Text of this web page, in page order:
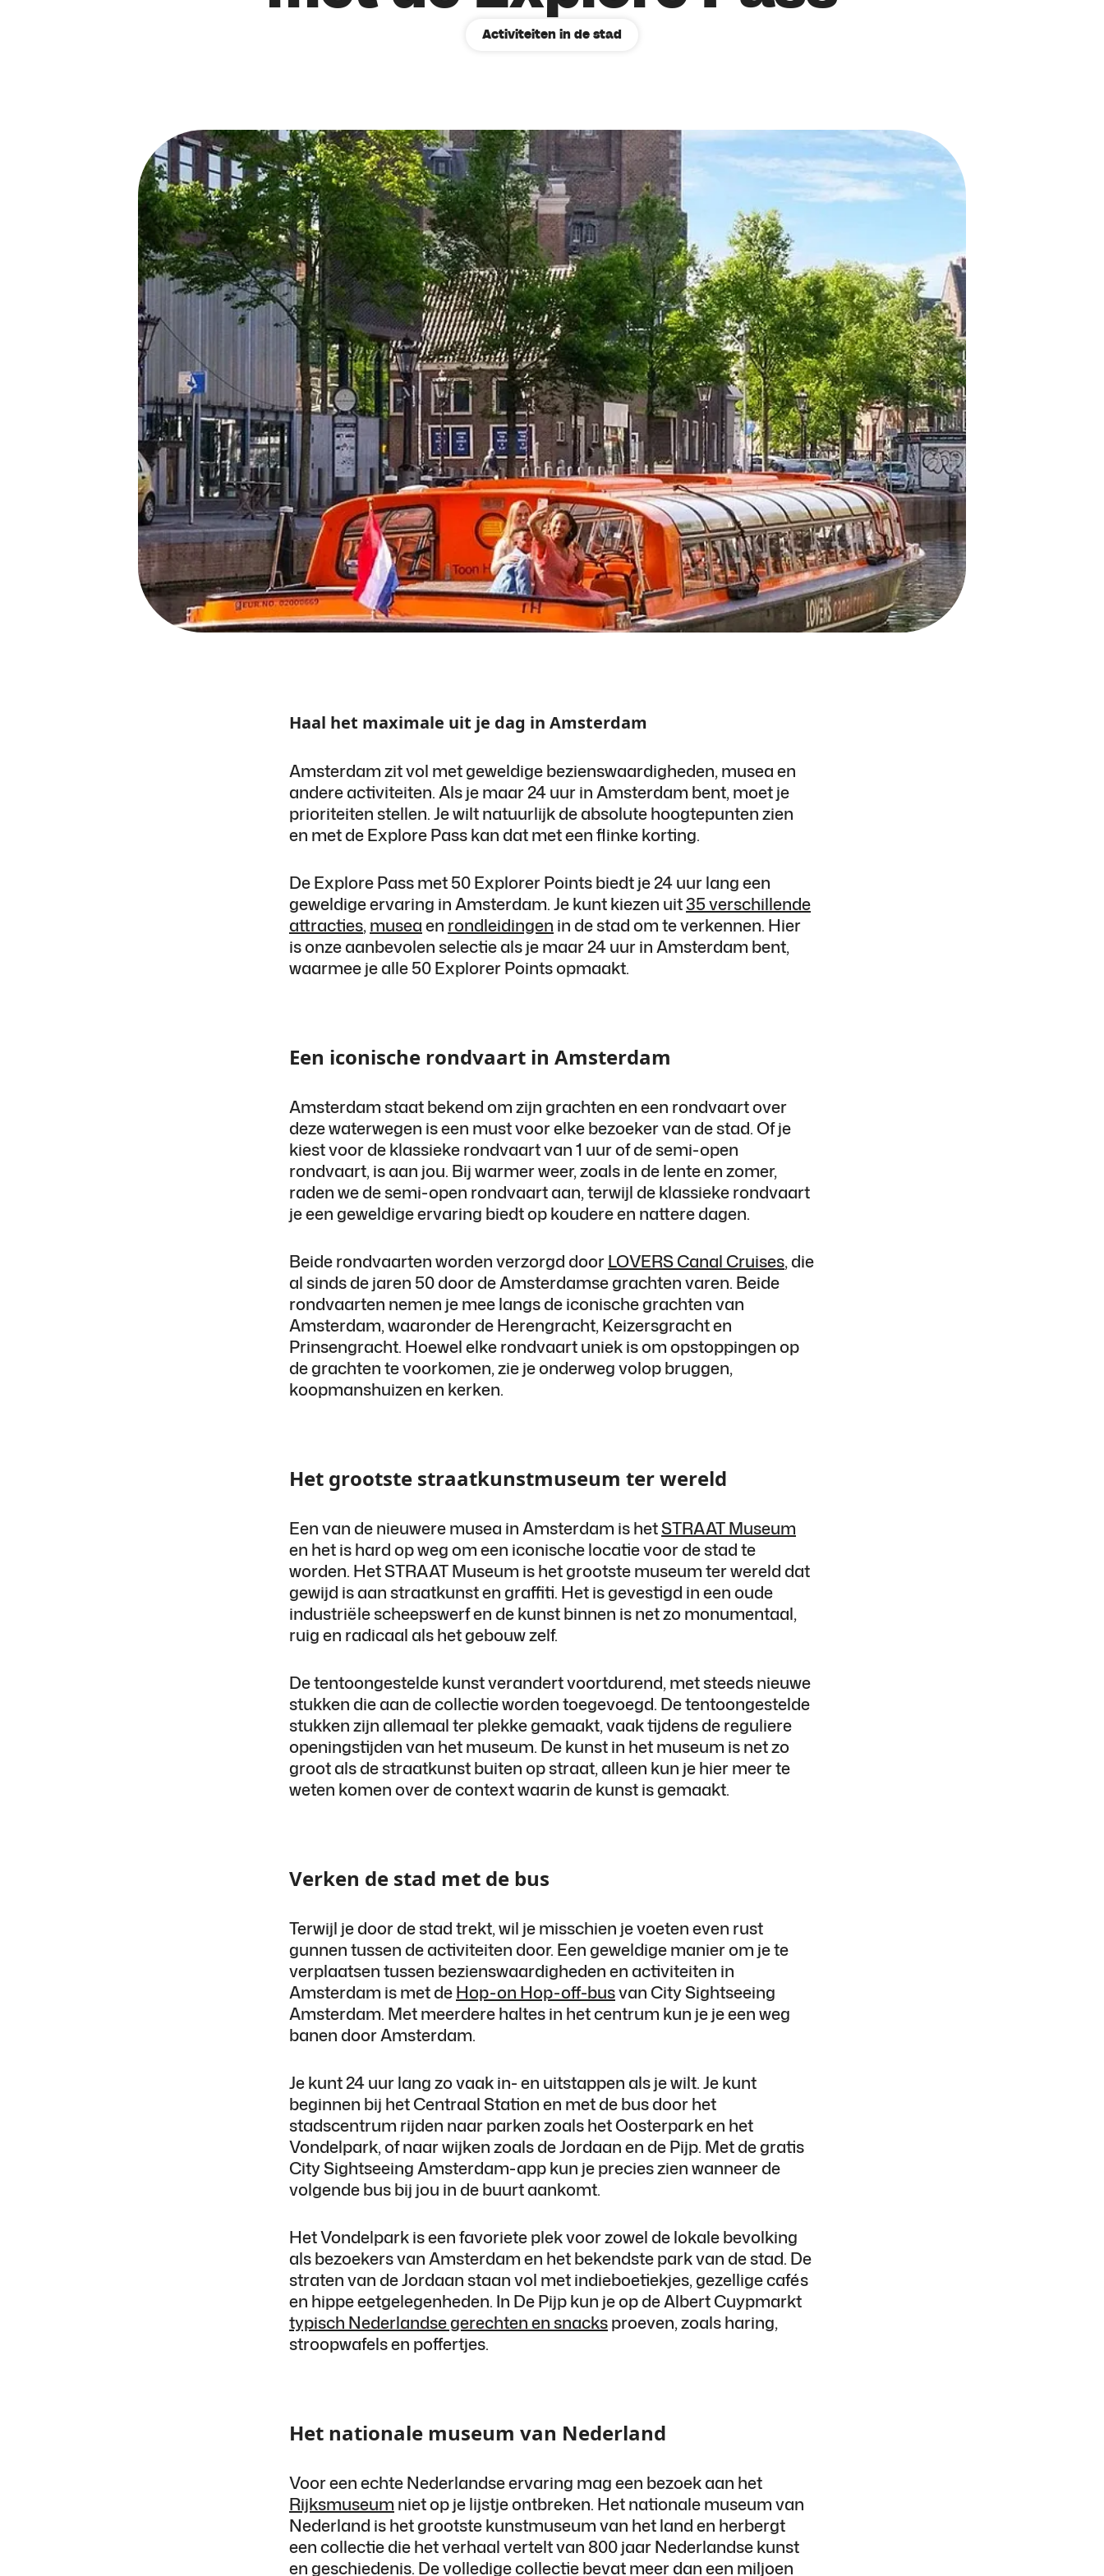
Activiteiten in de stad
Haal het maximale uit je dag in Amsterdam
Amsterdam zit vol met geweldige bezienswaardigheden, musea en
andere activiteiten. Als je maar 24 uur in Amsterdam bent, moet je
prioriteiten stellen. Je wilt natuurlijk de absolute hoogtepunten zien
en met de Explore Pass kan dat met een flinke korting.
De Explore Pass met 50 Explorer Points biedt je 24 uur lang een
geweldige ervaring in Amsterdam. Je kunt kiezen uit35 verschillende
attracties,museaen rondleidingen in de stad om te verkennen. Hier
is onze aanbevolen selectie als je maar 24 uur in Amsterdam bent,
waarmee je alle 50 Explorer Points opmaakt.
Een iconische rondvaart in Amsterdam
Amsterdam staat bekend om zijn grachten en een rondvaart over
deze waterwegen is een must voor elke bezoeker van de stad. Of je
kiest voor de klassieke rondvaart van 1 uur of de semi-open
rondvaart, is aan jou. Bij warmer weer, zoals in de lente en zomer,
raden we de semi-open rondvaart aan, terwijl de klassieke rondvaart
je een geweldige ervaring biedt op koudere en nattere dagen.
Beide rondvaarten worden verzorgd doorLOVERS Canal Cruises, die
al sinds de jaren 50 door de Amsterdamse grachten varen. Beide
rondvaarten nemen je mee langs de iconische grachten van
Amsterdam, waaronder de Herengracht, Keizersgracht en
Prinsengracht. Hoewel elke rondvaart uniek is om opstoppingen op
de grachten te voorkomen, zie je onderweg volop bruggen,
koopmanshuizen en kerken.
Het grootste straatkunstmuseum ter wereld
Een van de nieuwere musea in Amsterdam is hetSTRAAT Museum
en het is hard op weg om een iconische locatie voor de stad te
worden. Het STRAAT Museum is het grootste museum ter wereld dat
gewijd is aan straatkunst en graffiti. Het is gevestigd in een oude
industriële scheepswerf en de kunst binnen is net zo monumentaal,
ruig en radicaal als het gebouw zelf.
De tentoongestelde kunst verandert voortdurend, met steeds nieuwe
stukken die aan de collectie worden toegevoegd. De tentoongestelde
stukken zijn allemaal ter plekke gemaakt, vaak tijdens de reguliere
openingstijden van het museum. De kunst in het museum is net zo
groot als de straatkunst buiten op straat, alleen kun je hier meer te
weten komen over de context waarin de kunst is gemaakt.
Verken de stad met de bus
Terwijl je door de stad trekt, wil je misschien je voeten even rust
gunnen tussen de activiteiten door. Een geweldige manier om je te
verplaatsen tussen bezienswaardigheden en activiteiten in
Amsterdam is met deHop-on Hop-off-busvan City Sightseeing
Amsterdam. Met meerdere haltes in het centrum kun je je een weg
banen door Amsterdam.
Je kunt 24 uur lang zo vaak in- en uitstappen als je wilt. Je kunt
beginnen bij het Centraal Station en met de bus door het
stadscentrum rijden naar parken zoals het Oosterpark en het
Vondelpark, of naar wijken zoals de Jordaan en de Pijp. Met de gratis
City Sightseeing Amsterdam-app kun je precies zien wanneer de
volgende bus bij jou in de buurt aankomt.
Het Vondelpark is een favoriete plek voor zowel de lokale bevolking
als bezoekers van Amsterdam en het bekendste park van de stad. De
straten van de Jordaan staan vol met indieboetiekjes, gezellige cafés
en hippe eetgelegenheden. In De Pijp kun je op de Albert Cuypmarkt
typisch Nederlandse gerechten en snacksproeven, zoals haring,
stroopwafels en poffertjes.
Het nationale museum van Nederland
Voor een echte Nederlandse ervaring mag een bezoek aan het
Rijksmuseum niet op je lijstje ontbreken. Het nationale museum van
Nederland is het grootste kunstmuseum van het land en herbergt
een collectie die het verhaal vertelt van 800 jaar Nederlandse kunst
en geschiedenis. De volledige collectie bevat meer dan een miljoen